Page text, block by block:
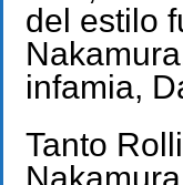
del estilo
infamia,
Tanto